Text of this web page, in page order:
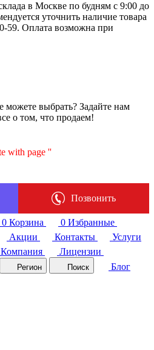
в Москве по будням с 9:00 до
уточнить наличие товара
59. Оплата возможна при
можете выбрать? Задайте нам
о том, что продаем!
with page ''
Позвонить
0 Корзина 0 Избранные
Акции Контакты
Услуги
Компания
Лицензии
Регион Поиск
Блог